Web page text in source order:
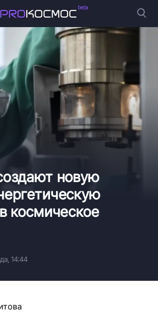
новую
космическое
14:44